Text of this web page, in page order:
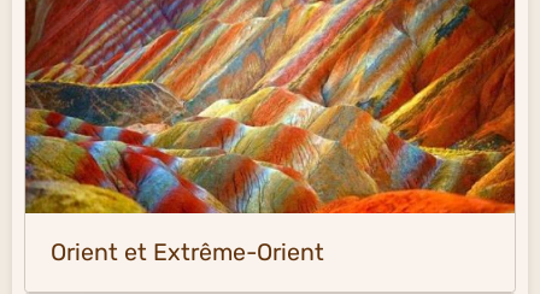
Orient et Extrême-Orient